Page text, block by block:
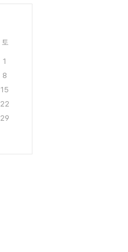
토
1
8
15
22
29